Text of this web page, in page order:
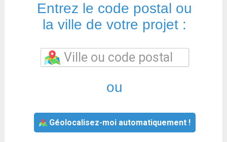
Entrez le code postal ou
la ville de votre projet :
ou
Géolocalisez-moi automatiquement !